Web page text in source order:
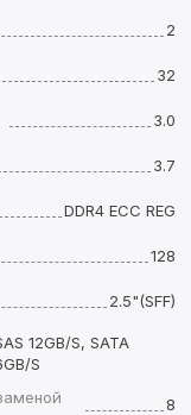
2
32
3.0
3.7
DDR4 ECC REG
128
2.5"(SFF)
12GB/S, SATA
S
8